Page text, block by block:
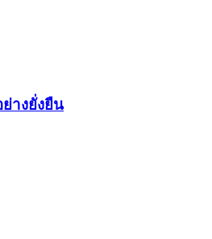
างยั่งยืน